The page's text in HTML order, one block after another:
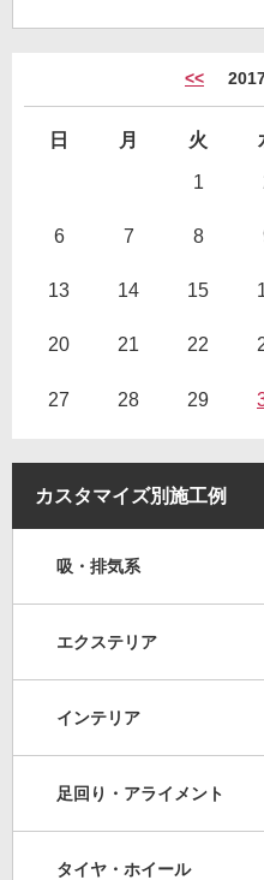
<<
日 月 火
1
6 7 8
13 14 15
20 21 22
27 28 29
カスタマイズ別施工例
吸・排気系
エクステリア
インテリア
足回り・アライメント
タイヤ・ホイール